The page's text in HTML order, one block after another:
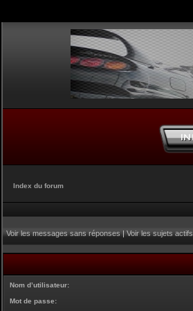
Index du forum
Voir les messages sans réponses|Voir les sujets actifs
Nom d’utilisateur:
Mot de passe: